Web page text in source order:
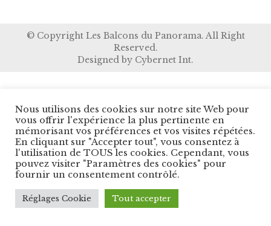
© Copyright Les Balcons du Panorama. All Right
Reserved.
Designed by Cybernet Int.
Nous utilisons des cookies sur notre site Web pour
vous offrir l'expérience la plus pertinente en
mémorisant vos préférences et vos visites répétées.
En cliquant sur "Accepter tout", vous consentez à
l'utilisation de TOUS les cookies. Cependant, vous
pouvez visiter "Paramètres des cookies" pour
fournir un consentement contrôlé.
Réglages Cookie Tout accepter